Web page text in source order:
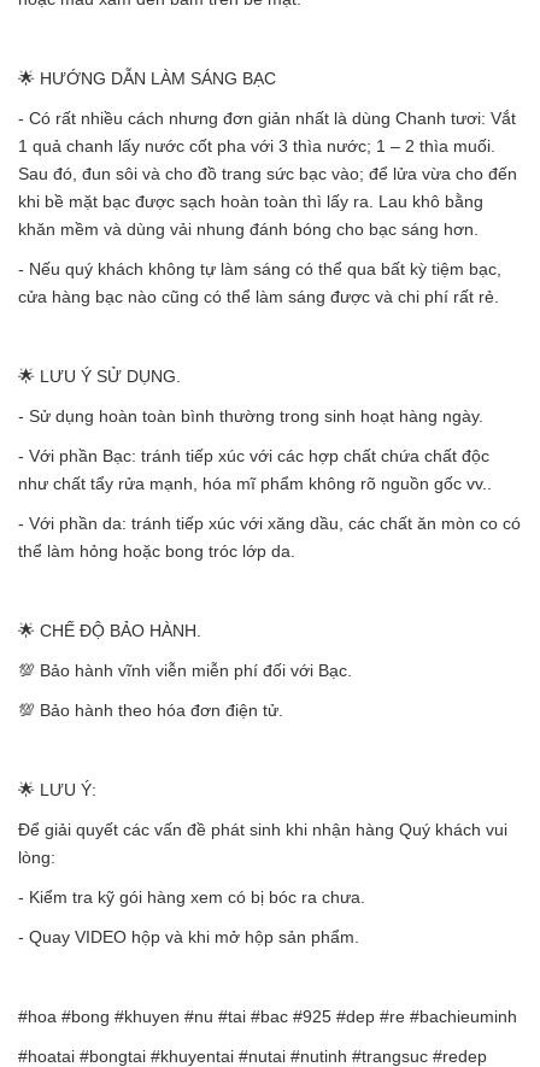
🌟 HƯỚNG DẪN LÀM SÁNG BẠC
- Có rất nhiều cách nhưng đơn giản nhất là dùng Chanh tươi: Vắt
1 quả chanh lấy nước cốt pha với 3 thìa nước; 1 – 2 thìa muối.
Sau đó, đun sôi và cho đồ trang sức bạc vào; để lửa vừa cho đến
khi bề mặt bạc được sạch hoàn toàn thì lấy ra. Lau khô bằng
khăn mềm và dùng vải nhung đánh bóng cho bạc sáng hơn.
- Nếu quý khách không tự làm sáng có thể qua bất kỳ tiệm bạc,
cửa hàng bạc nào cũng có thể làm sáng được và chi phí rất rẻ.
🌟 LƯU Ý SỬ DỤNG.
- Sử dụng hoàn toàn bình thường trong sinh hoạt hàng ngày.
- Với phần Bạc: tránh tiếp xúc với các hợp chất chứa chất độc
như chất tẩy rửa mạnh, hóa mĩ phẩm không rõ nguồn gốc vv..
- Với phần da: tránh tiếp xúc với xăng dầu, các chất ăn mòn co có
thể làm hỏng hoặc bong tróc lớp da.
🌟 CHẾ ĐỘ BẢO HÀNH.
💯 Bảo hành vĩnh viễn miễn phí đối với Bạc.
💯 Bảo hành theo hóa đơn điện tử.
🌟 LƯU Ý:
Để giải quyết các vấn đề phát sinh khi nhận hàng Quý khách vui
lòng:
- Kiểm tra kỹ gói hàng xem có bị bóc ra chưa.
- Quay VIDEO hộp và khi mở hộp sản phẩm.
#hoa #bong #khuyen #nu #tai #bac #925 #dep #re #bachieuminh
#hoatai #bongtai #khuyentai #nutai #nutinh #trangsuc #redep